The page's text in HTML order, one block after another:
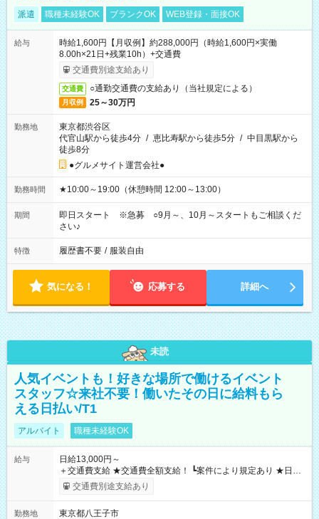
派遣 職種未経験OK ブランクOK WEB登録・面接OK
給与
時給1,600円【月収例】約288,000円（時給1,600円×実働
8.00h×21日+残業10h）+交通費
交通費別途支給あり
交通費 ○通勤交通費の支給あり（当社規定による）
月収例 25～30万円
勤務地
東京都渋谷区
代官山駅から徒歩4分 / 恵比寿駅から徒歩5分 / 中目黒駅から
徒歩8分
●グルメサイト運営会社●
勤務時間 ★10:00～19:00（休憩時間 12:00～13:00）
期間
即日スタート ※急募 ○9月～、10月～スタートもご相談くだ
さい♪
特徴 履歴書不要 / 服装自由
気になる！ 応募する 詳細へ
未読
人気イベントも！好きな場所で働けるイベント
スタッフ☆来社不要！働いたその日に給料もら
える日払い/T1
アルバイト 職種未経験OK
給与
日給13,000円～
＋交通費支給 ★交通費全額支給！ ┗案件により規定あり ★日払
いOK！（規定あり） ┗働いたその日に現金GET♪ お仕事後はコ
ンビニATMから 日払い分を引き落とせます！ 【試用期間】試
交通費別途支給あり
勤務地
東京都八王子市